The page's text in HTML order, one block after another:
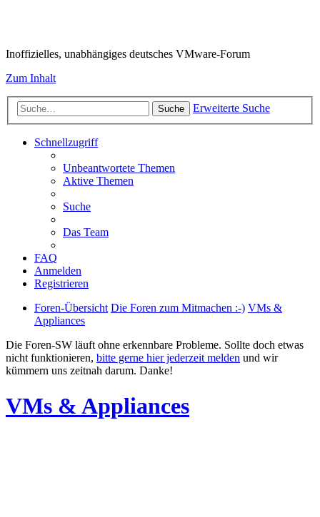
Inoffizielles, unabhängiges deutsches VMware-Forum
Zum Inhalt
Suche Erweiterte Suche
Schnellzugriff
Unbeantwortete Themen
Aktive Themen
Suche
Das Team
FAQ
Anmelden
Registrieren
Foren-Übersicht Die Foren zum Mitmachen :-) VMs &
Appliances
Die Foren-SW läuft ohne erkennbare Probleme. Sollte doch etwas
nicht funktionieren, bitte gerne hier jederzeit melden und wir
kümmern uns zeitnah darum. Danke!
VMs & Appliances